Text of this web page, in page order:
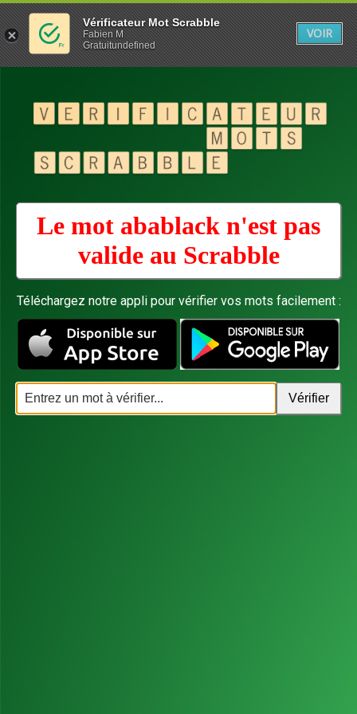
Le mot abablack n'est pas
valide au Scrabble
Téléchargez notre appli pour vérifier vos mots facilement :
Vérificateur Mot Scrabble
Fabien M
Gratuitundefined
VOIR